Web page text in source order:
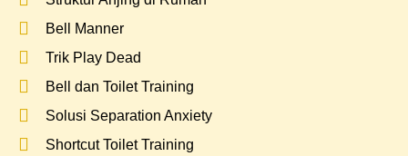
Bell Manner
Trik Play Dead
Bell dan Toilet Training
Solusi Separation Anxiety
Shortcut Toilet Training